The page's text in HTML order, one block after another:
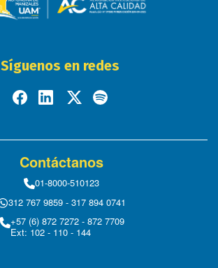
Síguenos en redes
Contáctanos
01-8000-510123
312 767 9859 - 317 894 0741
+57 (6) 872 7272 - 872 7709
Ext: 102 - 110 - 144